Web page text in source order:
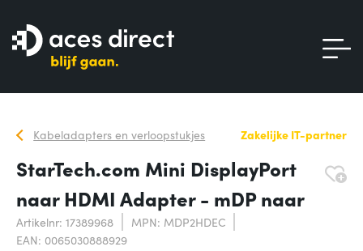
Kabeladapters en verloopstukjes Zakelijke IT-partner
StarTech.com Mini DisplayPort
naar HDMI Adapter - mDP naar
Artikelnr: 17389968
MPN: MDP2HDEC
EAN: 0065030888929